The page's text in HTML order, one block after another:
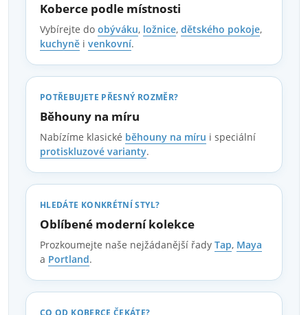
Koberce podle místnosti
Vybírejte do obýváku, ložnice, dětského pokoje,
kuchyně i venkovní.
POTŘEBUJETE PŘESNÝ ROZMĚR?
Běhouny na míru
Nabízíme klasické běhouny na míru i speciální
protiskluzové varianty.
HLEDÁTE KONKRÉTNÍ STYL?
Oblíbené moderní kolekce
Prozkoumejte naše nejžádanější řady Tap, Maya
a Portland.